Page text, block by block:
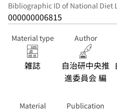
Bibliographic ID of National Diet
000000006815
Material type
雑誌
Author
自治研中央推
進委員会 編
Material
Publication